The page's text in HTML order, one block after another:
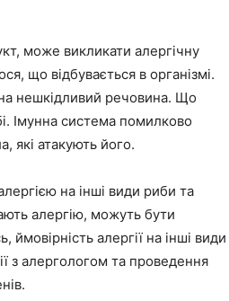
може викликати алергічну
що відбувається в організмі.
нешкідливий речовина. Що
Імунна система помилково
які атакують його.
на інші види риби та
алергію, можуть бути
алергії на інші види
з алергологом та проведення